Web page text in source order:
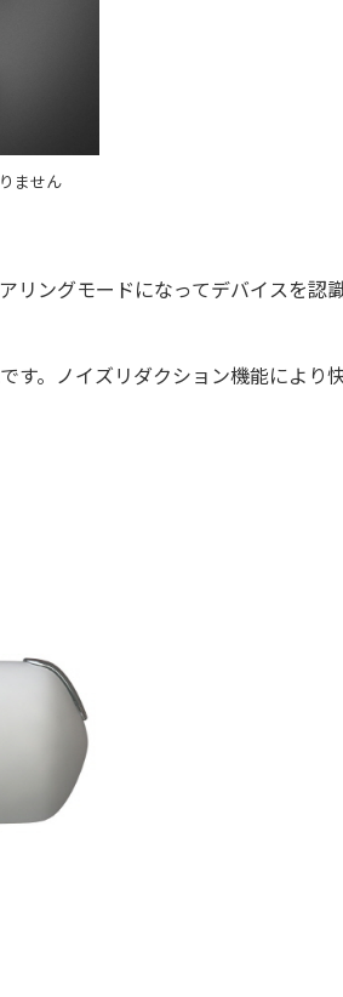
ません
リングモードになってデバイスを認
す。ノイズリダクション機能により